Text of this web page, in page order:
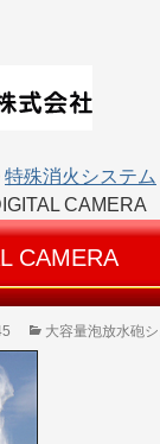
特殊消火システム
CAMERA
CAMERA
大容量泡放水砲